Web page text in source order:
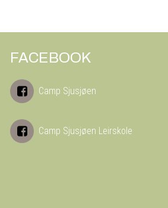
FACEBOOK
Camp Sjusjøen
Camp Sjusjøen Leirskole